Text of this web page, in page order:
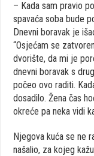
– Kada sam pravio
spavaća soba bude
Dnevni boravak je
“Osjećam se
dvorište, da mi je
dnevni boravak s
počeo ovo raditi.
dosadilo. Žena čas
okreće pa neka vidi
Njegova kuća se ne
našalio, za kojeg